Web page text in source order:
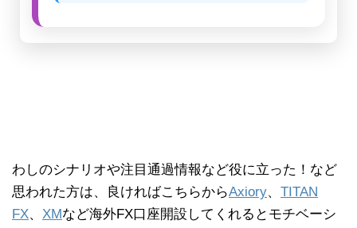
わしのシナリオや注目通過情報など役に立った！など
思われた方は、良ければこちらからAxiory、 TITAN
FX、 XMなど海外FX口座開設してくれるとモチベーシ